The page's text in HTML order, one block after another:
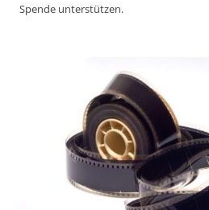
Spende unterstützen.